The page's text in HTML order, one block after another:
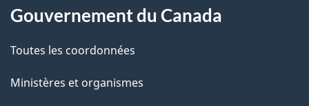
e
n
t
a
g
e
a
t
i
Gouvernement du Canada
Toutes les coordonnées
Ministères et organismes